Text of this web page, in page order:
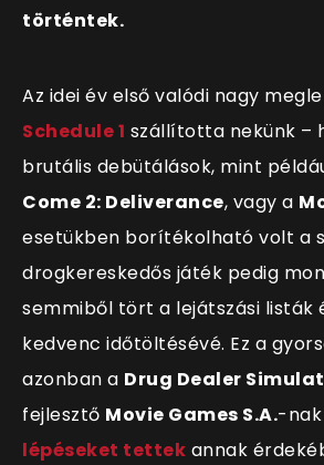
történtek.
Az idei év első valódi nagy
Schedule 1 szállította nekünk –
brutális debütálások, mint
Come 2: Deliverance, vagy a
esetükben borítékolható volt a
drogkereskedős játék pedig
semmiből tört a lejátszási listák
kedvenc időtöltésévé. Ez a
azonban a Drug Dealer
fejlesztő Movie Games S.A.-
lépéseket tettek annak